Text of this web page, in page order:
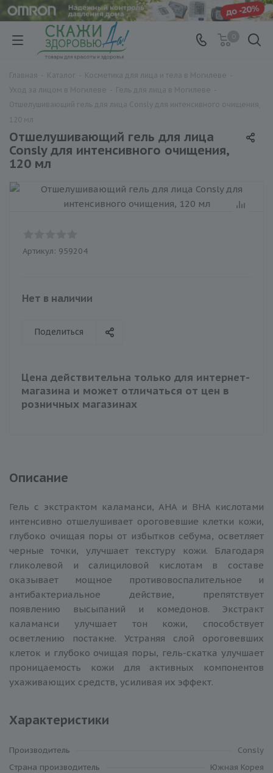
Отшелушивающий гель для лица
Consly для интенсивного очищения,
120 мл
Артикул: 959204
Нет в наличии
Поделиться
Цена действительна только для интернет-
магазина и может отличаться от цен в
розничных магазинах
Описание
Гель с экстрактом каламанси, AHA и BHA кислотами
интенсивно отшелушивает ороговевшие клетки кожи,
глубоко очищая поры от избытков себума, осветляет
черные точки, улучшает текстуру кожи. Благодаря
гликолевой и салициловой кислотам в составе
оказывает мощное противовоспалительное и
антибактериальное действие, препятствует
появлению высыпаний и комедонов. Экстракт
каламанси улучшает тон кожи, способствует
осветлению постакне. Устраняя слой ороговевших
клеток и глубоко очищая поры, гель-скатка улучшает
проницаемость кожи для активных компонентов
ухаживающих средств, усиливая их эффект.
Характеристики
Производитель
Consly
Cтрана производитель
Южная Корея